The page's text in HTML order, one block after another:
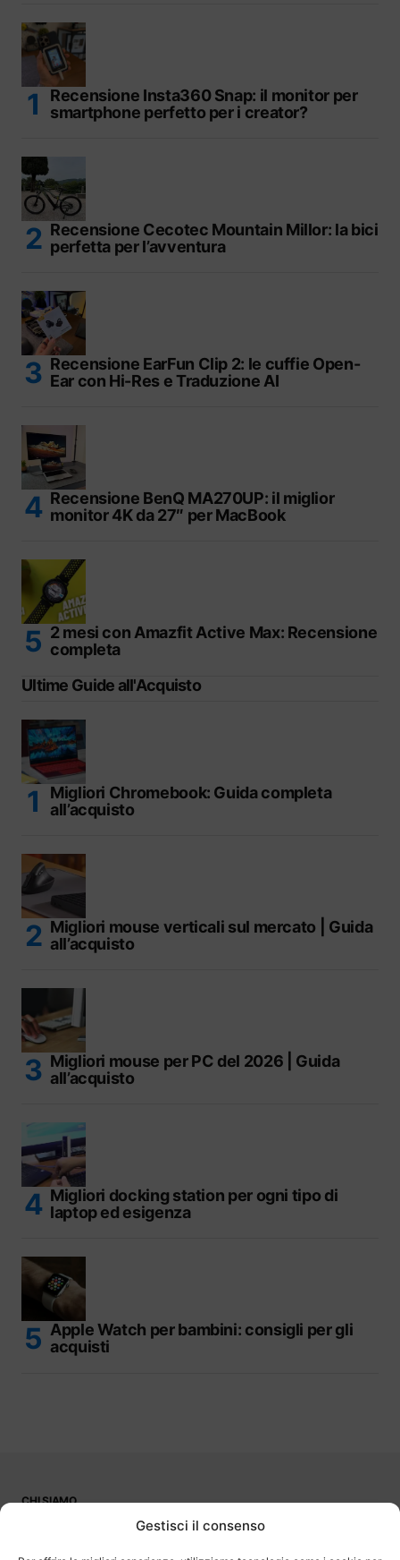
Gestisci il consenso
Recensione Insta360 Snap: il monitor per
smartphone perfetto per i creator?
Recensione Cecotec Mountain Millor: la bici
perfetta per l’avventura
Recensione EarFun Clip 2: le cuffie Open-
Ear con Hi-Res e Traduzione AI
Recensione BenQ MA270UP: il miglior
monitor 4K da 27″ per MacBook
2 mesi con Amazfit Active Max: Recensione
completa
Ultime Guide all'Acquisto
Migliori Chromebook: Guida completa
all’acquisto
Migliori mouse verticali sul mercato | Guida
all’acquisto
Migliori mouse per PC del 2026 | Guida
all’acquisto
Migliori docking station per ogni tipo di
laptop ed esigenza
Apple Watch per bambini: consigli per gli
acquisti
CHI SIAMO